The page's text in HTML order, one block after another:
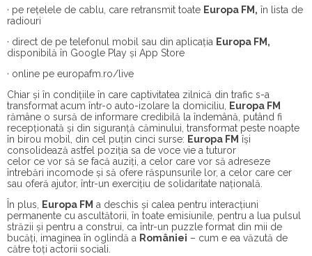
· pe rețelele de cablu, care retransmit toate Europa FM, în lista de
radiouri
· direct de pe telefonul mobil sau din aplicația Europa FM,
disponibilă în Google Play și App Store
· online pe europafm.ro/live
Chiar și în condițiile în care captivitatea zilnică din trafic s-a
transformat acum într-o auto-izolare la domiciliu,
Europa FM
rămâne o sursă de informare credibilă la îndemână, putând fi
recepționată și din siguranță căminului, transformat peste noapte
în birou mobil, din cel puțin cinci surse: Europa FM își
consolidează astfel poziția sa de voce vie a tuturor
celor ce vor să se facă auziți, a celor care vor să adreseze
întrebări incomode și să ofere răspunsurile lor, a celor care cer
sau oferă ajutor, într-un exercițiu de solidaritate națională.
În plus,
Europa FM a deschis și calea pentru interacțiuni
permanente cu ascultătorii, în toate emisiunile, pentru a lua pulsul
străzii și pentru a construi, ca într-un puzzle format din mii de
bucăți, imaginea în oglindă a României – cum e ea văzută de
către toți actorii sociali.